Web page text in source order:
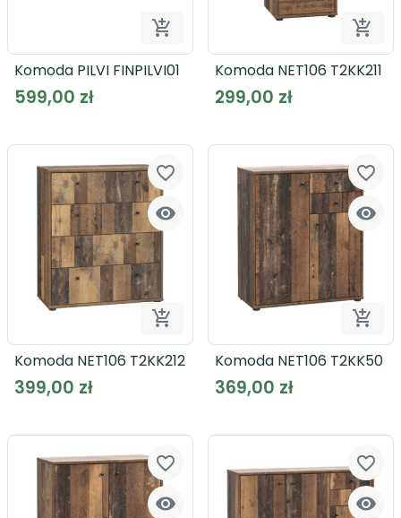

Dodaj do koszyka
Komoda PILVI FINPILVI01
599,00 zł

Komoda NET106 T2KK211
299,00 zł


Dodaj do koszyka
favorite_border
Komoda NET106 T2KK212
399,00 zł


favorite_border
Komoda NET106 T2KK50
369,00 zł

favorite_border

favorite_border